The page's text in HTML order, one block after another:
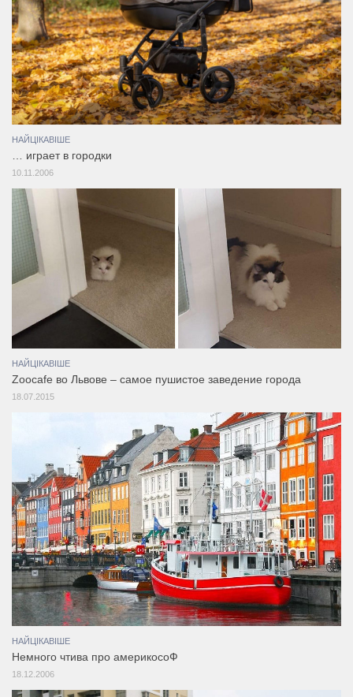
НАЙЦІКАВІШЕ
… играет в городки
10.11.2006
НАЙЦІКАВІШЕ
Zoocafe во Львове – самое пушистое заведение города
18.07.2015
НАЙЦІКАВІШЕ
Немного чтива про америкосоФ
18.12.2006